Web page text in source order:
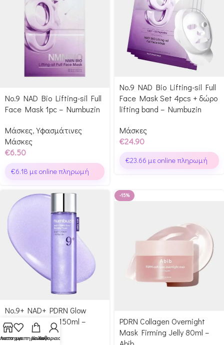
No.9 NAD Bio Lifting-sil Full
Face Mask 1pc – Numbuzin
Μάσκες, Υφασμάτινες
Μάσκες
€6.50
€6.18 με online πληρωμή
No.9 NAD Bio Lifting-sil Full
Face Mask Set 4pcs + δώρο
lifting band – Numbuzin
Μάσκες
€24.90
€23.66 με online πληρωμή
No.9+ NAD+ PDRN Glow
Boosting Toner 150ml –
Numbuzin
-15%
PDRN Collagen Overnight
Mask Firming Jelly 80ml –
Λιστα αγαπημενων
ΚαλαθιΛογαριασμος